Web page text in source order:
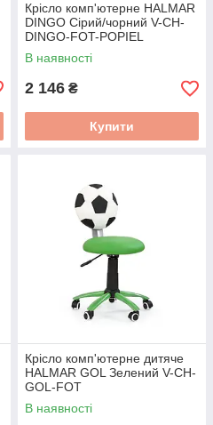
Крісло комп'ютерне HALMAR
DINGO Сірий/чорний V-CH-
DINGO-FOT-POPIEL
В наявності
2 146 ₴
Купити
Крісло комп'ютерне дитяче
HALMAR GOL Зелений V-CH-
GOL-FOT
В наявності